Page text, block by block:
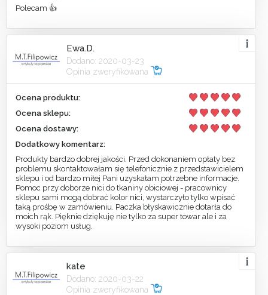
Polecam 👍
Ewa.D.
Dodano: 2020-03-23
Opinia zweryfikowana
Ocena produktu:
Ocena sklepu:
Ocena dostawy:
Dodatkowy komentarz:
Produkty bardzo dobrej jakości. Przed dokonaniem opłaty bez
problemu skontaktowałam się telefonicznie z przedstawicielem
sklepu i od bardzo miłej Pani uzyskałam potrzebne informacje.
Pomoc przy doborze nici do tkaniny obiciowej - pracownicy
sklepu sami mogą dobrać kolor nici, wystarczyło tylko wpisać
taką prośbę w zamówieniu. Paczka błyskawicznie dotarła do
moich rąk. Pięknie dziękuję nie tylko za super towar ale i za
wysoki poziom usług.
kate
Dodano: 2020-03-22
Opinia zweryfikowana